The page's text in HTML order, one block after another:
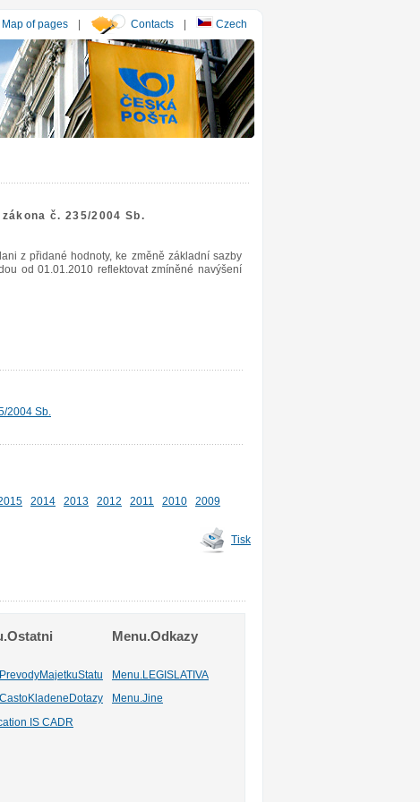
Map of pages | Contacts | Czech
č. 235/2004 Sb.
z přidané hodnoty, ke změně základní sazby
od 01.01.2010 reflektovat zmíněné navýšení
2004 Sb.
2014 2013 2012 2011 2010
2009
Tisk
Menu.Odkazy
Menu.LEGISLATIVA
Menu.Jine
IS CADR